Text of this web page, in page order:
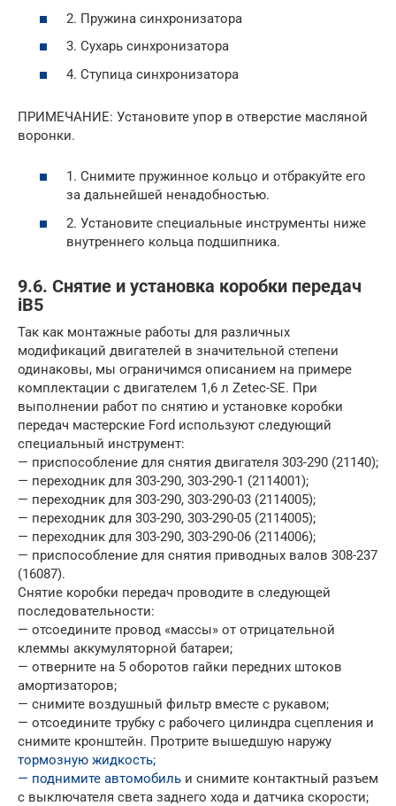
2. Пружина синхронизатора
3. Сухарь синхронизатора
4. Ступица синхронизатора
ПРИМЕЧАНИЕ: Установите упор в отверстие масляной
воронки.
1. Снимите пружинное кольцо и отбракуйте его
за дальнейшей ненадобностью.
2. Установите специальные инструменты ниже
внутреннего кольца подшипника.
9.6. Снятие и установка коробки передач
iB5
Так как монтажные работы для различных
модификаций двигателей в значительной степени
одинаковы, мы ограничимся описанием на примере
комплектации с двигателем 1,6 л Zetec-SE. При
выполнении работ по снятию и установке коробки
передач мастерские Ford используют следующий
специальный инструмент:
— приспособление для снятия двигателя 303-290 (21140);
— переходник для 303-290, 303-290-1 (2114001);
— переходник для 303-290, 303-290-03 (2114005);
— переходник для 303-290, 303-290-05 (2114005);
— переходник для 303-290, 303-290-06 (2114006);
— приспособление для снятия приводных валов 308-237
(16087).
Снятие коробки передач проводите в следующей
последовательности:
— отсоедините провод «массы» от отрицательной
клеммы аккумуляторной батареи;
— отверните на 5 оборотов гайки передних штоков
амортизаторов;
— снимите воздушный фильтр вместе с рукавом;
— отсоедините трубку с рабочего цилиндра сцепления и
снимите кронштейн. Протрите вышедшую наружу
тормозную жидкость;
— поднимите автомобиль и снимите контактный разъем
с выключателя света заднего хода и датчика скорости;